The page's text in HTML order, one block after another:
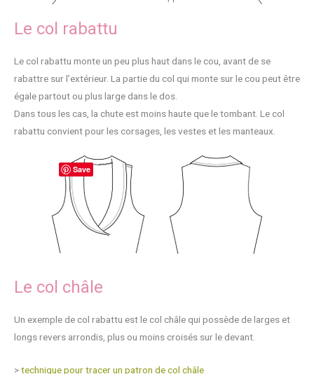
Le col rabattu
Le col rabattu monte un peu plus haut dans le cou, avant de se
rabattre sur l’extérieur. La partie du col qui monte sur le cou peut être
égale partout ou plus large dans le dos.
Dans tous les cas, la chute est moins haute que le tombant. Le col
rabattu convient pour les corsages, les vestes et les manteaux.
Le col châle
Un exemple de col rabattu est le col châle qui possède de larges et
longs revers arrondis, plus ou moins croisés sur le devant.
>technique pour tracer un patron de col châle
Save